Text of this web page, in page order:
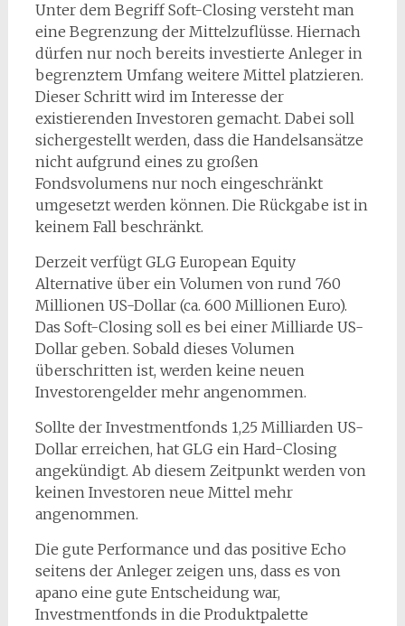
Unter dem Begriff Soft-Closing versteht man
eine Begrenzung der Mittelzuflüsse. Hiernach
dürfen nur noch bereits investierte Anleger in
begrenztem Umfang weitere Mittel platzieren.
Dieser Schritt wird im Interesse der
existierenden Investoren gemacht. Dabei soll
sichergestellt werden, dass die Handelsansätze
nicht aufgrund eines zu großen
Fondsvolumens nur noch eingeschränkt
umgesetzt werden können. Die Rückgabe ist in
keinem Fall beschränkt.
Derzeit verfügt GLG European Equity
Alternative über ein Volumen von rund 760
Millionen US-Dollar (ca. 600 Millionen Euro).
Das Soft-Closing soll es bei einer Milliarde US-
Dollar geben. Sobald dieses Volumen
überschritten ist, werden keine neuen
Investorengelder mehr angenommen.
Sollte der Investmentfonds 1,25 Milliarden US-
Dollar erreichen, hat GLG ein Hard-Closing
angekündigt. Ab diesem Zeitpunkt werden von
keinen Investoren neue Mittel mehr
angenommen.
Die gute Performance und das positive Echo
seitens der Anleger zeigen uns, dass es von
apano eine gute Entscheidung war,
Investmentfonds in die Produktpalette